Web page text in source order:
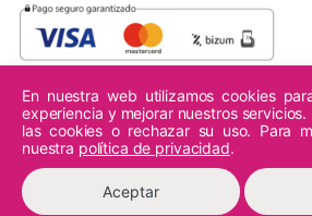
© 2026 Espiral Digital - Todos los
En nuestra web utilizamos cookies
experiencia y mejorar nuestros
las cookies o rechazar su uso. Para
nuestra política de privacidad.
Aceptar